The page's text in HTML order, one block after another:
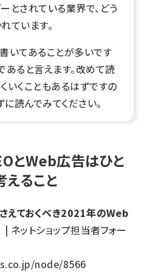
とされている業界で、どう
ています。
いてあることが多いです
あると言えます。改めて読
いくこともあるはずですの
に読んでみてください。
とWeb広告はひと
えること
えておくべき2021年のWeb
| ネットショップ担当者フォー
node/8566